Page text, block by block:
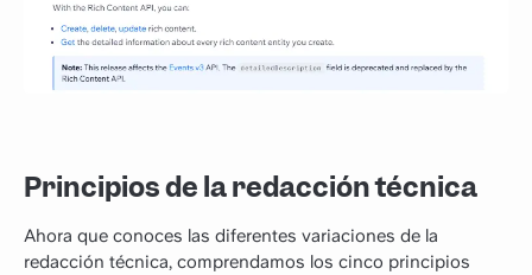
Principios de la redacción técnica
Ahora que conoces las diferentes variaciones de la
redacción técnica, comprendamos los cinco principios